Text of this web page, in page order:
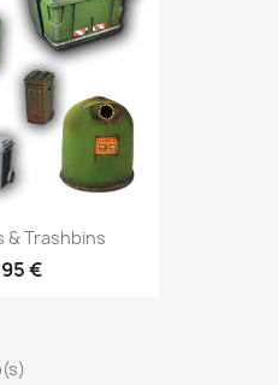
& Trashbins
€